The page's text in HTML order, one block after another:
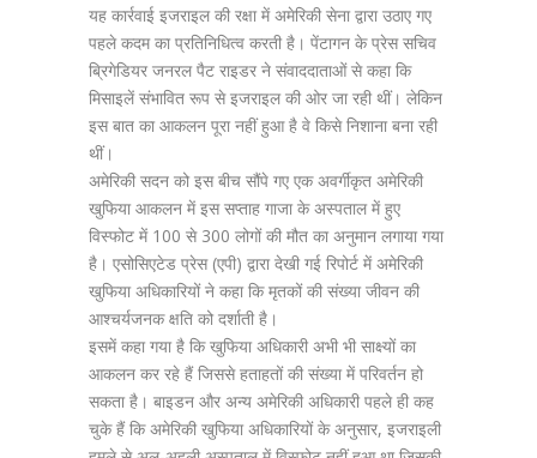
यह कार्रवाई इजराइल की रक्षा में अमेरिकी सेना द्वारा उठाए गए
पहले कदम का प्रतिनिधित्व करती है। पेंटागन के प्रेस सचिव
ब्रिगेडियर जनरल पैट राइडर ने संवाददाताओं से कहा कि
मिसाइलें संभावित रूप से इजराइल की ओर जा रही थीं। लेकिन
इस बात का आकलन पूरा नहीं हुआ है वे किसे निशाना बना रही
थीं।
अमेरिकी सदन को इस बीच सौंपे गए एक अवर्गीकृत अमेरिकी
खुफिया आकलन में इस सप्ताह गाजा के अस्पताल में हुए
विस्फोट में 100 से 300 लोगों की मौत का अनुमान लगाया गया
है। एसोसिएटेड प्रेस (एपी) द्वारा देखी गई रिपोर्ट में अमेरिकी
खुफिया अधिकारियों ने कहा कि मृतकों की संख्या जीवन की
आश्चर्यजनक क्षति को दर्शाती है।
इसमें कहा गया है कि खुफिया अधिकारी अभी भी साक्ष्यों का
आकलन कर रहे हैं जिससे हताहतों की संख्या में परिवर्तन हो
सकता है। बाइडन और अन्य अमेरिकी अधिकारी पहले ही कह
चुके हैं कि अमेरिकी खुफिया अधिकारियों के अनुसार, इजराइली